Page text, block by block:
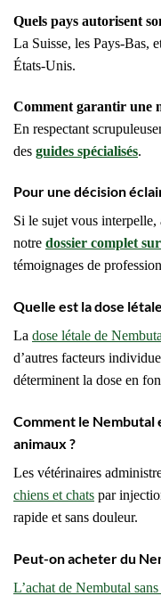
Quels pays autorisent
La Suisse, les Pays-Bas,
États-Unis.
Comment garantir une
En respectant
des guides spécialisés.
Pour une décision
Si le sujet vous interpelle,
notre dossier complet
témoignages de
Quelle est la dose
La dose létale de
d’autres facteurs
déterminent la dose en
Comment le Nembutal
animaux ?
Les vétérinaires
chiens et chats par
rapide et sans douleur.
Peut-on acheter du
L’achat de Nembutal